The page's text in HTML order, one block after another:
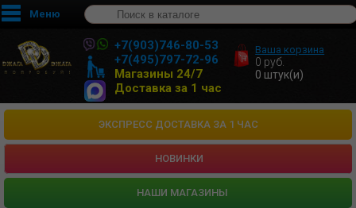
Меню
+7(903)746-80-53
+7(495)797-72-96
Магазины 24/7
Доставка за 1 час
Ваша корзина
0 руб.
0 штук(и)
ЭКСПРЕСС ДОСТАВКА ЗА 1 ЧАС
НОВИНКИ
HАШИ МАГАЗИНЫ